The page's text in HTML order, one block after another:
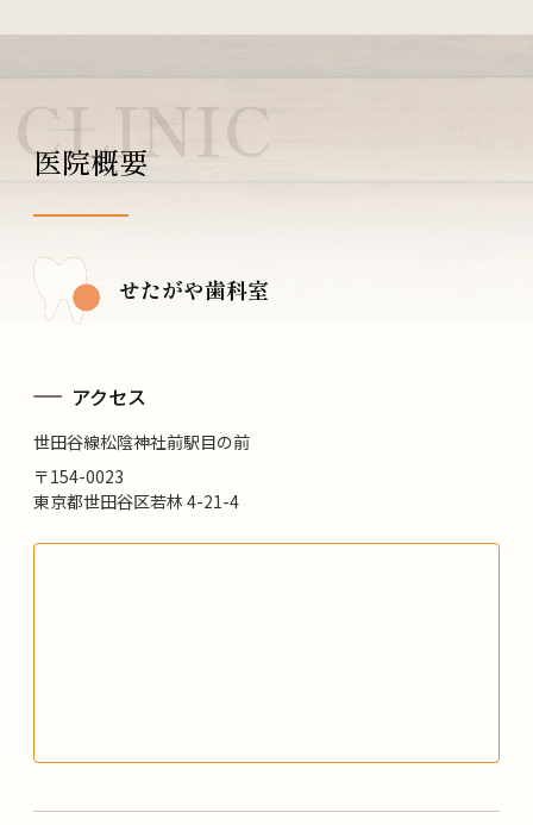
CLINIC
医院概要
せたがや歯科室
アクセス
世田谷線松陰神社前駅目の前
〒154-0023
東京都世田谷区若林 4-21-4